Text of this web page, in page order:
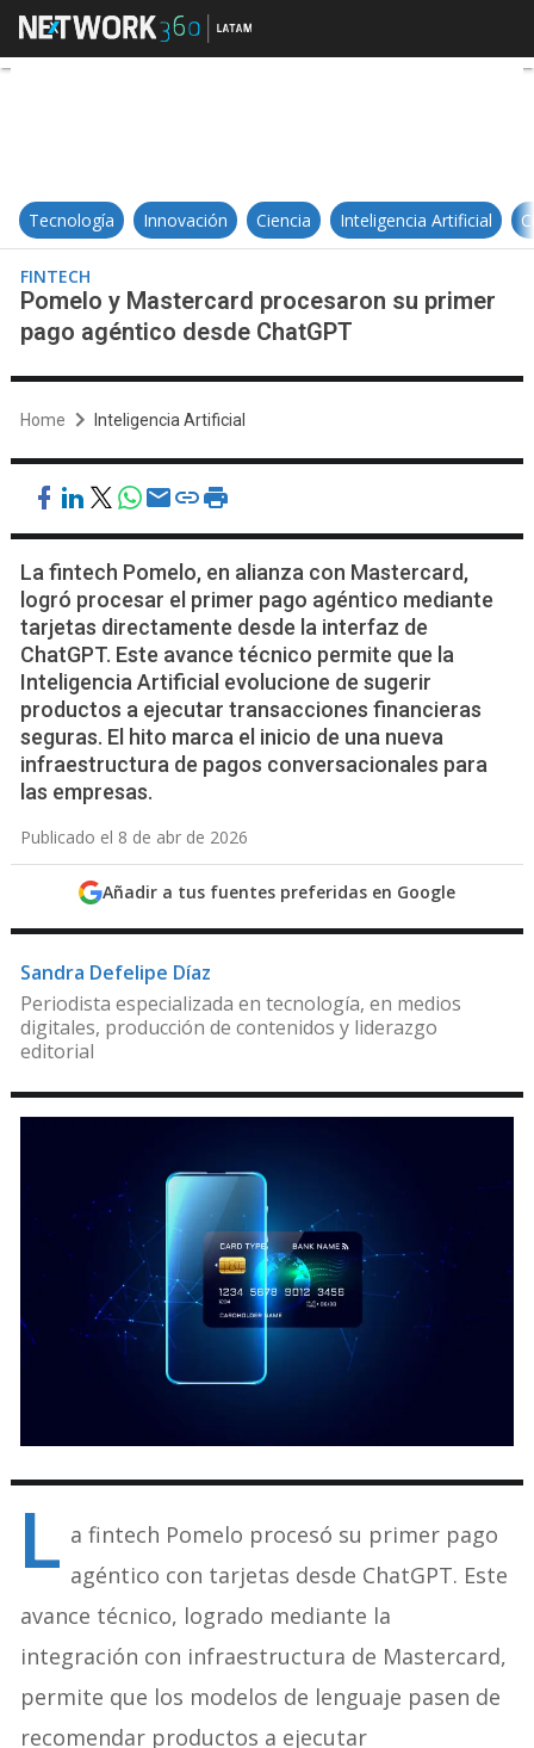
Pomelo y Mastercard
Tecnología Innovación Ciencia Inteligencia Artificial
FINTECH
Pomelo y Mastercard procesaron su primer
pago agéntico desde ChatGPT
Home Inteligencia Artificial
La fintech Pomelo, en alianza con Mastercard,
logró procesar el primer pago agéntico mediante
tarjetas directamente desde la interfaz de
ChatGPT. Este avance técnico permite que la
Inteligencia Artificial evolucione de sugerir
productos a ejecutar transacciones financieras
seguras. El hito marca el inicio de una nueva
infraestructura de pagos conversacionales para
las empresas.
Publicado el 8 de abr de 2026
Añadir a tus fuentes preferidas en Google
Sandra Defelipe Díaz
Periodista especializada en tecnología, en medios
digitales, producción de contenidos y liderazgo
editorial
L a fintech Pomelo procesó su primer pago
agéntico con tarjetas desde ChatGPT. Este
avance técnico, logrado mediante la
integración con infraestructura de Mastercard,
permite que los modelos de lenguaje pasen de
recomendar productos a ejecutar